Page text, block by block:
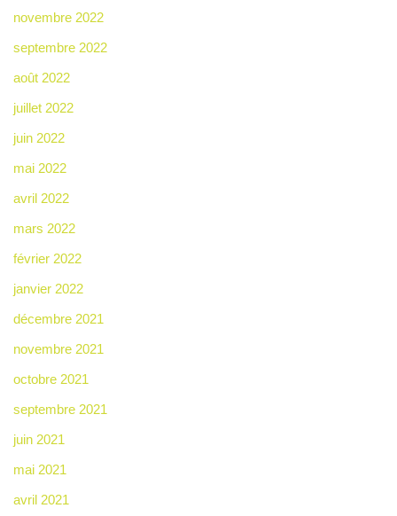
novembre 2022
septembre 2022
août 2022
juillet 2022
juin 2022
mai 2022
avril 2022
mars 2022
février 2022
janvier 2022
décembre 2021
novembre 2021
octobre 2021
septembre 2021
juin 2021
mai 2021
avril 2021